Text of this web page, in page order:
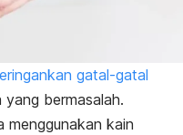
gatal-gatal
bermasalah.
menggunakan kain